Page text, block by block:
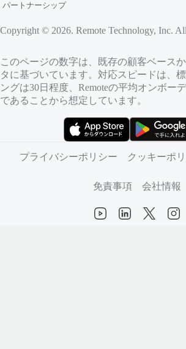
パートナーシップ
Copyright © 2026. Remote Technology, Inc.
このページの数字は、既存の顧客ベース
タに基づいています。対応スピードは、
ングは30日程度、Remoteの平均オンボー
であることから想定しています。
プライバシーポリシー
クッキーポ
免責事項 会社情報